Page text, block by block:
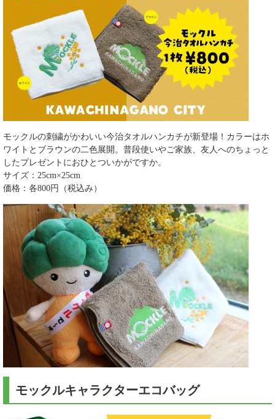
モックルの刺繍がかわいい今治タオルハンカチが新登場！カラーはホ
ワイトとブラウンの二色展開。普段使いやご家族、友人へのちょっと
したプレゼントにおひとついかがですか。
サイズ：25cm×25cm
価格：各800円（税込み）
モックルキャラクターエコバッグ